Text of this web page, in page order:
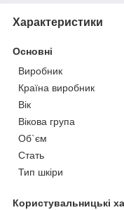
Характеристики
Основні
Виробник
Країна виробник
Вік
Вікова група
Об`єм
Стать
Тип шкіри
Користувальницькі